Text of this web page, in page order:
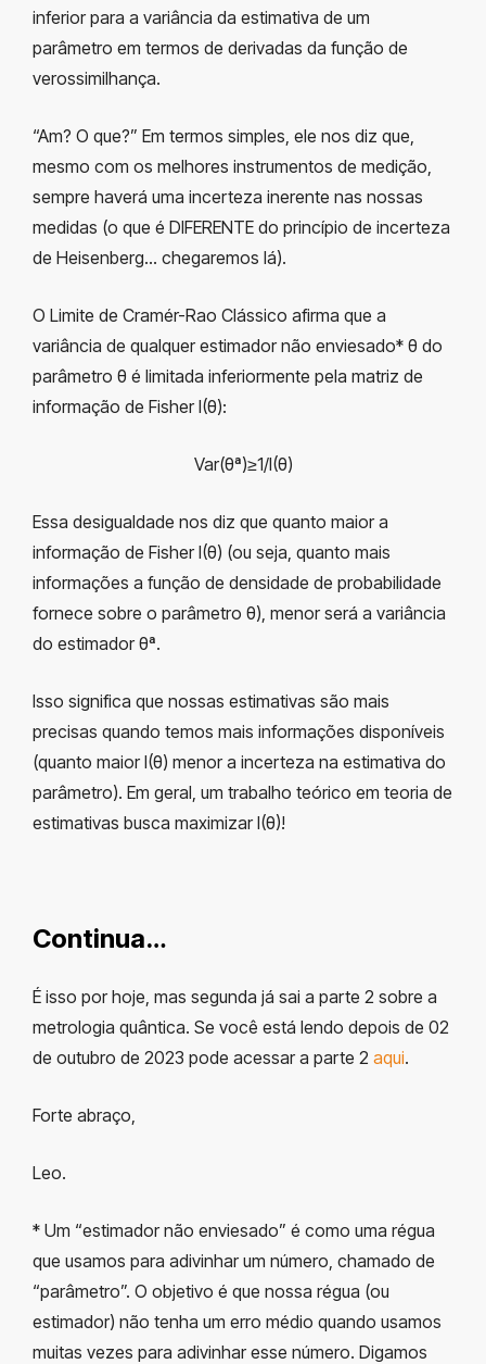
inferior para a variância da estimativa de um
parâmetro em termos de derivadas da função de
verossimilhança.
“Am? O que?” Em termos simples, ele nos diz que,
mesmo com os melhores instrumentos de medição,
sempre haverá uma incerteza inerente nas nossas
medidas (o que é DIFERENTE do princípio de incerteza
de Heisenberg… chegaremos lá).
O Limite de Cramér-Rao Clássico afirma que a
variância de qualquer estimador não enviesado* θ do
parâmetro θ é limitada inferiormente pela matriz de
informação de Fisher I(θ):
Var(θª)≥1/I(θ)
Essa desigualdade nos diz que quanto maior a
informação de Fisher I(θ) (ou seja, quanto mais
informações a função de densidade de probabilidade
fornece sobre o parâmetro θ), menor será a variância
do estimador θª.
Isso significa que nossas estimativas são mais
precisas quando temos mais informações disponíveis
(quanto maior I(θ) menor a incerteza na estimativa do
parâmetro). Em geral, um trabalho teórico em teoria de
estimativas busca maximizar I(θ)!
Continua…
É isso por hoje, mas segunda já sai a parte 2 sobre a
metrologia quântica. Se você está lendo depois de 02
de outubro de 2023 pode acessar a parte 2 aqui.
Forte abraço,
Leo.
* Um “estimador não enviesado” é como uma régua
que usamos para adivinhar um número, chamado de
“parâmetro”. O objetivo é que nossa régua (ou
estimador) não tenha um erro médio quando usamos
muitas vezes para adivinhar esse número. Digamos